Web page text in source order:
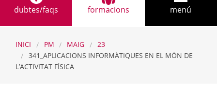
dubtes/faqs formacions menú
INICI PM MAIG
23
341_APLICACIONS INFORMÀTIQUES EN EL MÓN DE
L’ACTIVITAT FÍSICA